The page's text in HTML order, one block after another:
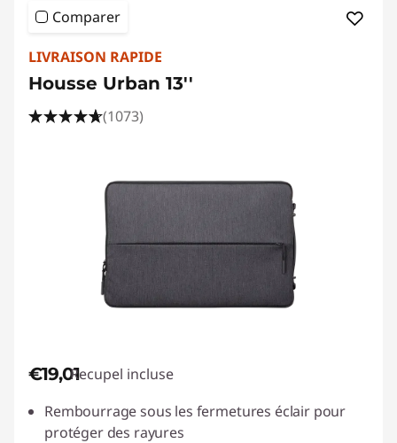
Comparer
LIVRAISON RAPIDE
Housse Urban 13''
(1073)
€19,01Recupel incluse
Rembourrage sous les fermetures éclair pour
protéger des rayures